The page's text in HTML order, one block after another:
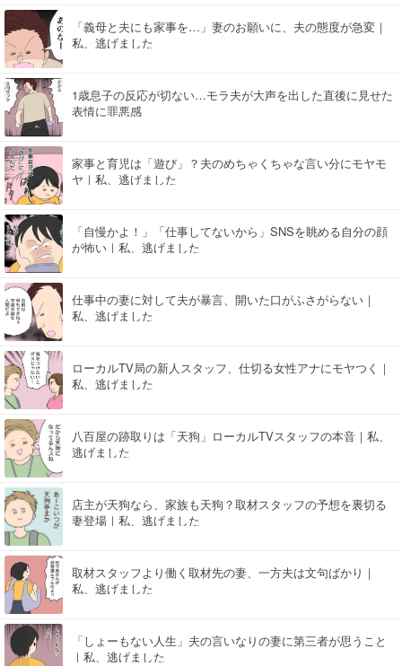
「義母と夫にも家事を…」妻のお願いに、夫の態度が急変｜
私、逃げました
1歳息子の反応が切ない…モラ夫が大声を出した直後に見せた
表情に罪悪感
家事と育児は「遊び」？夫のめちゃくちゃな言い分にモヤモ
ヤ｜私、逃げました
「自慢かよ！」「仕事してないから」SNSを眺める自分の顔
が怖い｜私、逃げました
仕事中の妻に対して夫が暴言、開いた口がふさがらない｜
私、逃げました
ローカルTV局の新人スタッフ、仕切る女性アナにモヤつく｜
私、逃げました
八百屋の跡取りは「天狗」ローカルTVスタッフの本音｜私、
逃げました
店主が天狗なら、家族も天狗？取材スタッフの予想を裏切る
妻登場｜私、逃げました
取材スタッフより働く取材先の妻、一方夫は文句ばかり｜
私、逃げました
「しょーもない人生」夫の言いなりの妻に第三者が思うこと
｜私、逃げました